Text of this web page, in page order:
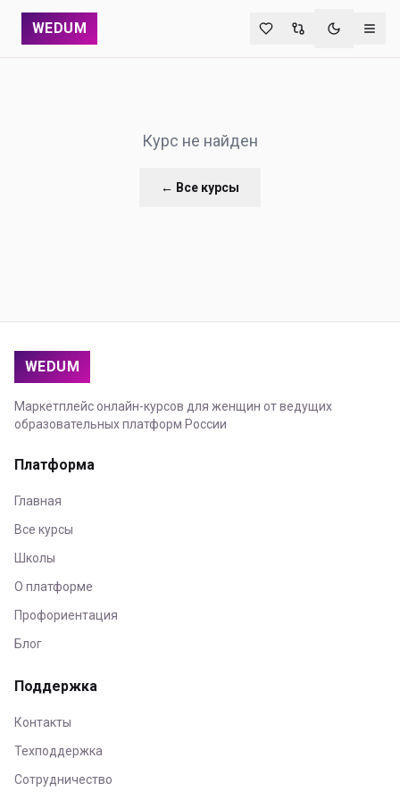
WEDUM
Курс не найден
← Все курсы
WEDUM
Маркетплейс онлайн-курсов для женщин от ведущих
образовательных платформ России
Платформа
Главная
Все курсы
Школы
О платформе
Профориентация
Блог
Поддержка
Контакты
Техподдержка
Сотрудничество